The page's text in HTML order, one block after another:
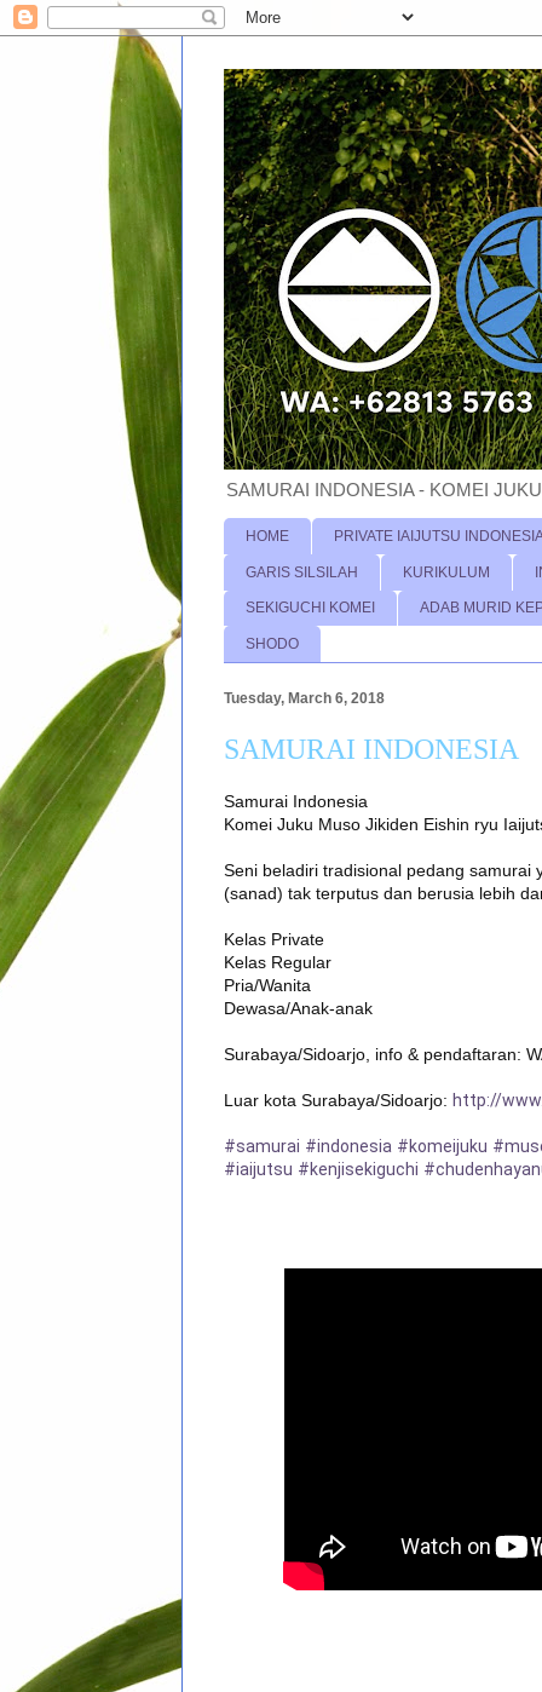
SAMURAI INDONESIA - KOMEI
HOME PRIVATE IAIJUTSU
GARIS SILSILAH KURIKULUM
SEKIGUCHI KOMEI ADAB MURID
SHODO
Tuesday, March 6, 2018
SAMURAI INDONESIA
Samurai Indonesia
Komei Juku Muso Jikiden Eishin ryu
Seni beladiri tradisional pedang samurai
(sanad) tak terputus dan berusia lebih
Kelas Private
Kelas Regular
Pria/Wanita
Dewasa/Anak-anak
Surabaya/Sidoarjo, info & pendaftaran:
Luar kota Surabaya/Sidoarjo: http://
#samurai #indonesia #komeijuku
#iaijutsu #kenjisekiguchi